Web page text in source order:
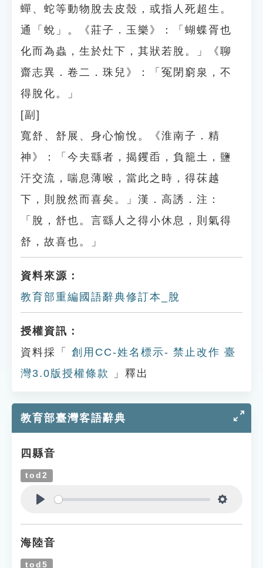
蟬、蛇等動物脫去皮殼，或指人死超生。
通「蛻」。《莊子．玉樂》：「蝴蝶胥也
化而為蟲，生於灶下，其狀若脫。」《聊
齋志異．卷二．珠兒》：「冤閉窮泉，不
得脫化。」
[副]
寬舒、舒展、身心愉悅。《淮南子．精
神》：「今夫繇者，揭钁臿，負籠土，鹽
汗交流，喘息薄喉，當此之時，得茠越
下，則脫然而喜矣。」漢．高誘．注：
「脫，舒也。言繇人之得小休息，則氣得
舒，故喜也。」
資料來源：
教育部重編國語辭典修訂本_脫
授權資訊：
資料採「
創用CC-姓名標示- 禁止改作 臺
灣3.0版授權條款
」釋出
教育部臺灣客語辭典
四縣音
tod2
海陸音
tod5